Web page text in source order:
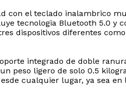
el teclado inalambrico
tecnologia Bluetooth 5.0 y
dispositivos diferentes
integrado de doble
peso ligero de solo 0.5
cualquier lugar, ya sea en